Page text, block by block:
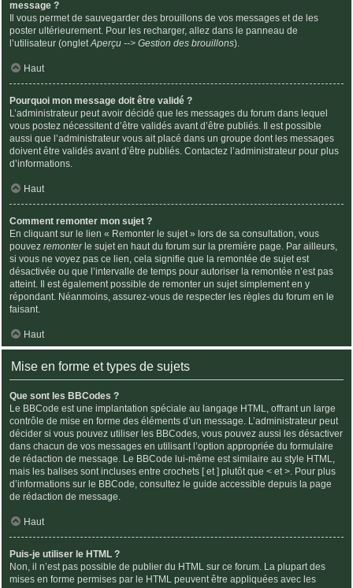
message ?
Il vous permet de sauvegarder des brouillons de vos messages et de les
poster ultérieurement. Pour les recharger, allez dans le panneau de
l’utilisateur (ongletAperçu --> Gestion des brouillons).
Haut
Pourquoi mon message doit être validé ?
L’administrateur peut avoir décidé que les messages du forum dans lequel
vous postez nécessitent d’être validés avant d’être publiés. Il est possible
aussi que l’administrateur vous ait placé dans un groupe dont les messages
doivent être validés avant d’être publiés. Contactez l’administrateur pour plus
d’informations.
Haut
Comment remonter mon sujet ?
En cliquant sur le lien « Remonter le sujet » lors de sa consultation, vous
pouvez remonterle sujet en haut du forum sur la première page. Par ailleurs,
si vous ne voyez pas ce lien, cela signifie que la remontée de sujet est
désactivée ou que l’intervalle de temps pour autoriser la remontée n’est pas
atteint. Il est également possible de remonter un sujet simplement en y
répondant. Néanmoins, assurez-vous de respecter les règles du forum en le
faisant.
Haut
Mise en forme et types de sujets
Que sont les BBCodes ?
Le BBCode est une implantation spéciale au langage HTML, offrant un large
contrôle de mise en forme des éléments d’un message. L’administrateur peut
décider si vous pouvez utiliser les BBCodes, vous pouvez aussi les désactiver
dans chacun de vos messages en utilisant l’option appropriée du formulaire
de rédaction de message. Le BBCode lui-même est similaire au style HTML,
mais les balises sont incluses entre crochets [ et ] plutôt que < et >. Pour plus
d’informations sur le BBCode, consultez le guide accessible depuis la page
de rédaction de message.
Haut
Puis-je utiliser le HTML ?
Non, il n’est pas possible de publier du HTML sur ce forum. La plupart des
mises en forme permises par le HTML peuvent être appliquées avec les